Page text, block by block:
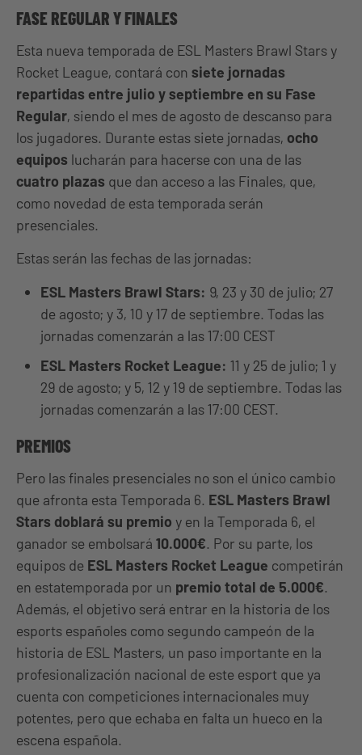
FASE REGULAR Y FINALES
Esta nueva temporada de ESL Masters Brawl Stars y
Rocket League, contará con siete jornadas
repartidas entre julio y septiembre en su Fase
Regular, siendo el mes de agosto de descanso para
los jugadores. Durante estas siete jornadas, ocho
equipos lucharán para hacerse con una de las
cuatro plazas que dan acceso a las Finales, que,
como novedad de esta temporada serán
presenciales.
Estas serán las fechas de las jornadas:
ESL Masters Brawl Stars: 9, 23 y 30 de julio; 27
de agosto; y 3, 10 y 17 de septiembre. Todas las
jornadas comenzarán a las 17:00 CEST
ESL Masters Rocket League: 11 y 25 de julio; 1 y
29 de agosto; y 5, 12 y 19 de septiembre. Todas las
jornadas comenzarán a las 17:00 CEST.
PREMIOS
Pero las finales presenciales no son el único cambio
que afronta esta Temporada 6. ESL Masters Brawl
Stars doblará su premio y en la Temporada 6, el
ganador se embolsará 10.000€. Por su parte, los
equipos de ESL Masters Rocket League competirán
en estatemporada por un premio total de 5.000€.
Además, el objetivo será entrar en la historia de los
esports españoles como segundo campeón de la
historia de ESL Masters, un paso importante en la
profesionalización nacional de este esport que ya
cuenta con competiciones internacionales muy
potentes, pero que echaba en falta un hueco en la
escena española.